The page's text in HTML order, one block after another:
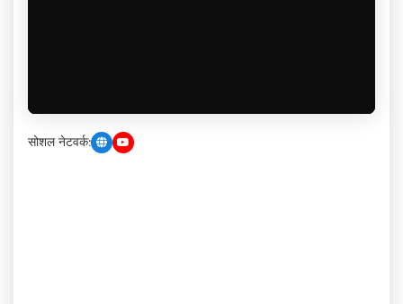
सोशल नेटवर्क: